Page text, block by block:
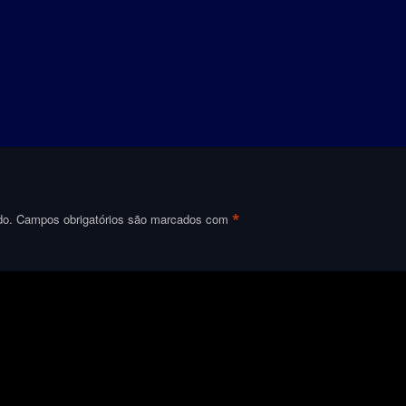
Campos obrigatórios são marcados com*